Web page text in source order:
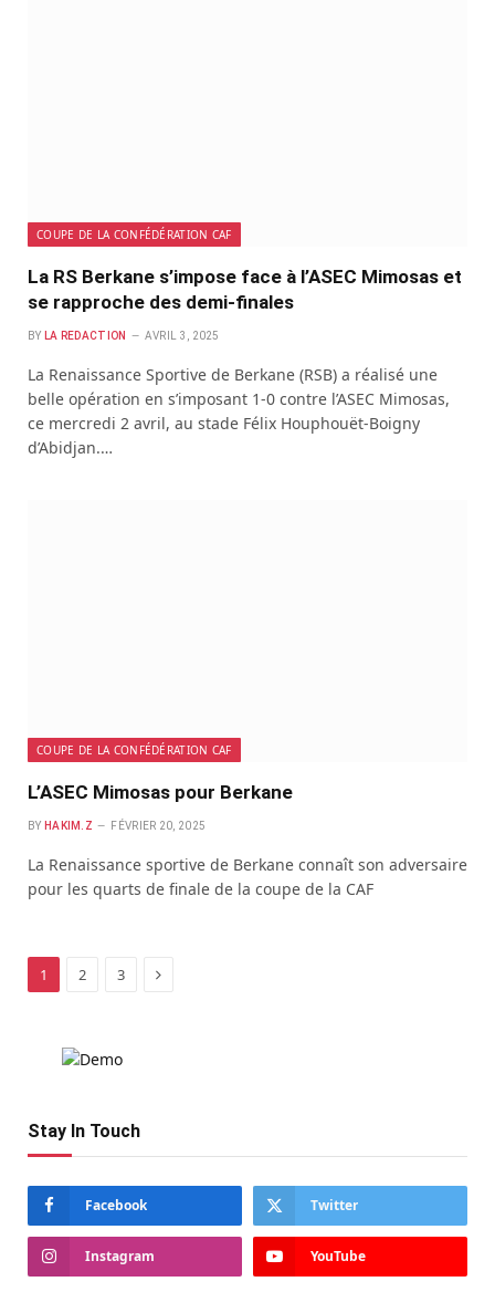
COUPE DE LA CONFÉDÉRATION CAF
La RS Berkane s’impose face à l’ASEC Mimosas et
se rapproche des demi-finales
BY LA REDACTION AVRIL 3, 2025
La Renaissance Sportive de Berkane (RSB) a réalisé une
belle opération en s’imposant 1-0 contre l’ASEC Mimosas,
ce mercredi 2 avril, au stade Félix Houphouët-Boigny
d’Abidjan.…
COUPE DE LA CONFÉDÉRATION CAF
L’ASEC Mimosas pour Berkane
BY HAKIM.Z FÉVRIER 20, 2025
La Renaissance sportive de Berkane connaît son adversaire
pour les quarts de finale de la coupe de la CAF
1 2 3 Next
Stay In Touch
Facebook Twitter
Instagram YouTube